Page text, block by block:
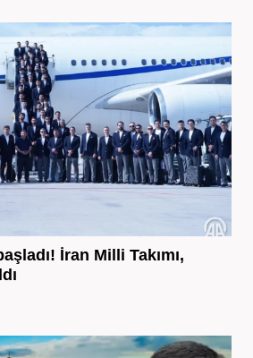
İran Milli Takımı,